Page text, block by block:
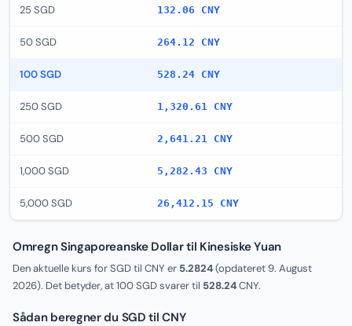
25 SGD 132.06 CNY
50 SGD 264.12 CNY
100 SGD 528.24 CNY
250 SGD 1,320.61 CNY
500 SGD 2,641.21 CNY
1,000 SGD 5,282.43 CNY
5,000 SGD 26,412.15 CNY
Omregn Singaporeanske Dollar til Kinesiske Yuan
Den aktuelle kurs for SGD til CNY er 5.2824(opdateret9. August
2026). Det betyder, at 100 SGD svarer til 528.24CNY.
Sådan beregner du SGD til CNY